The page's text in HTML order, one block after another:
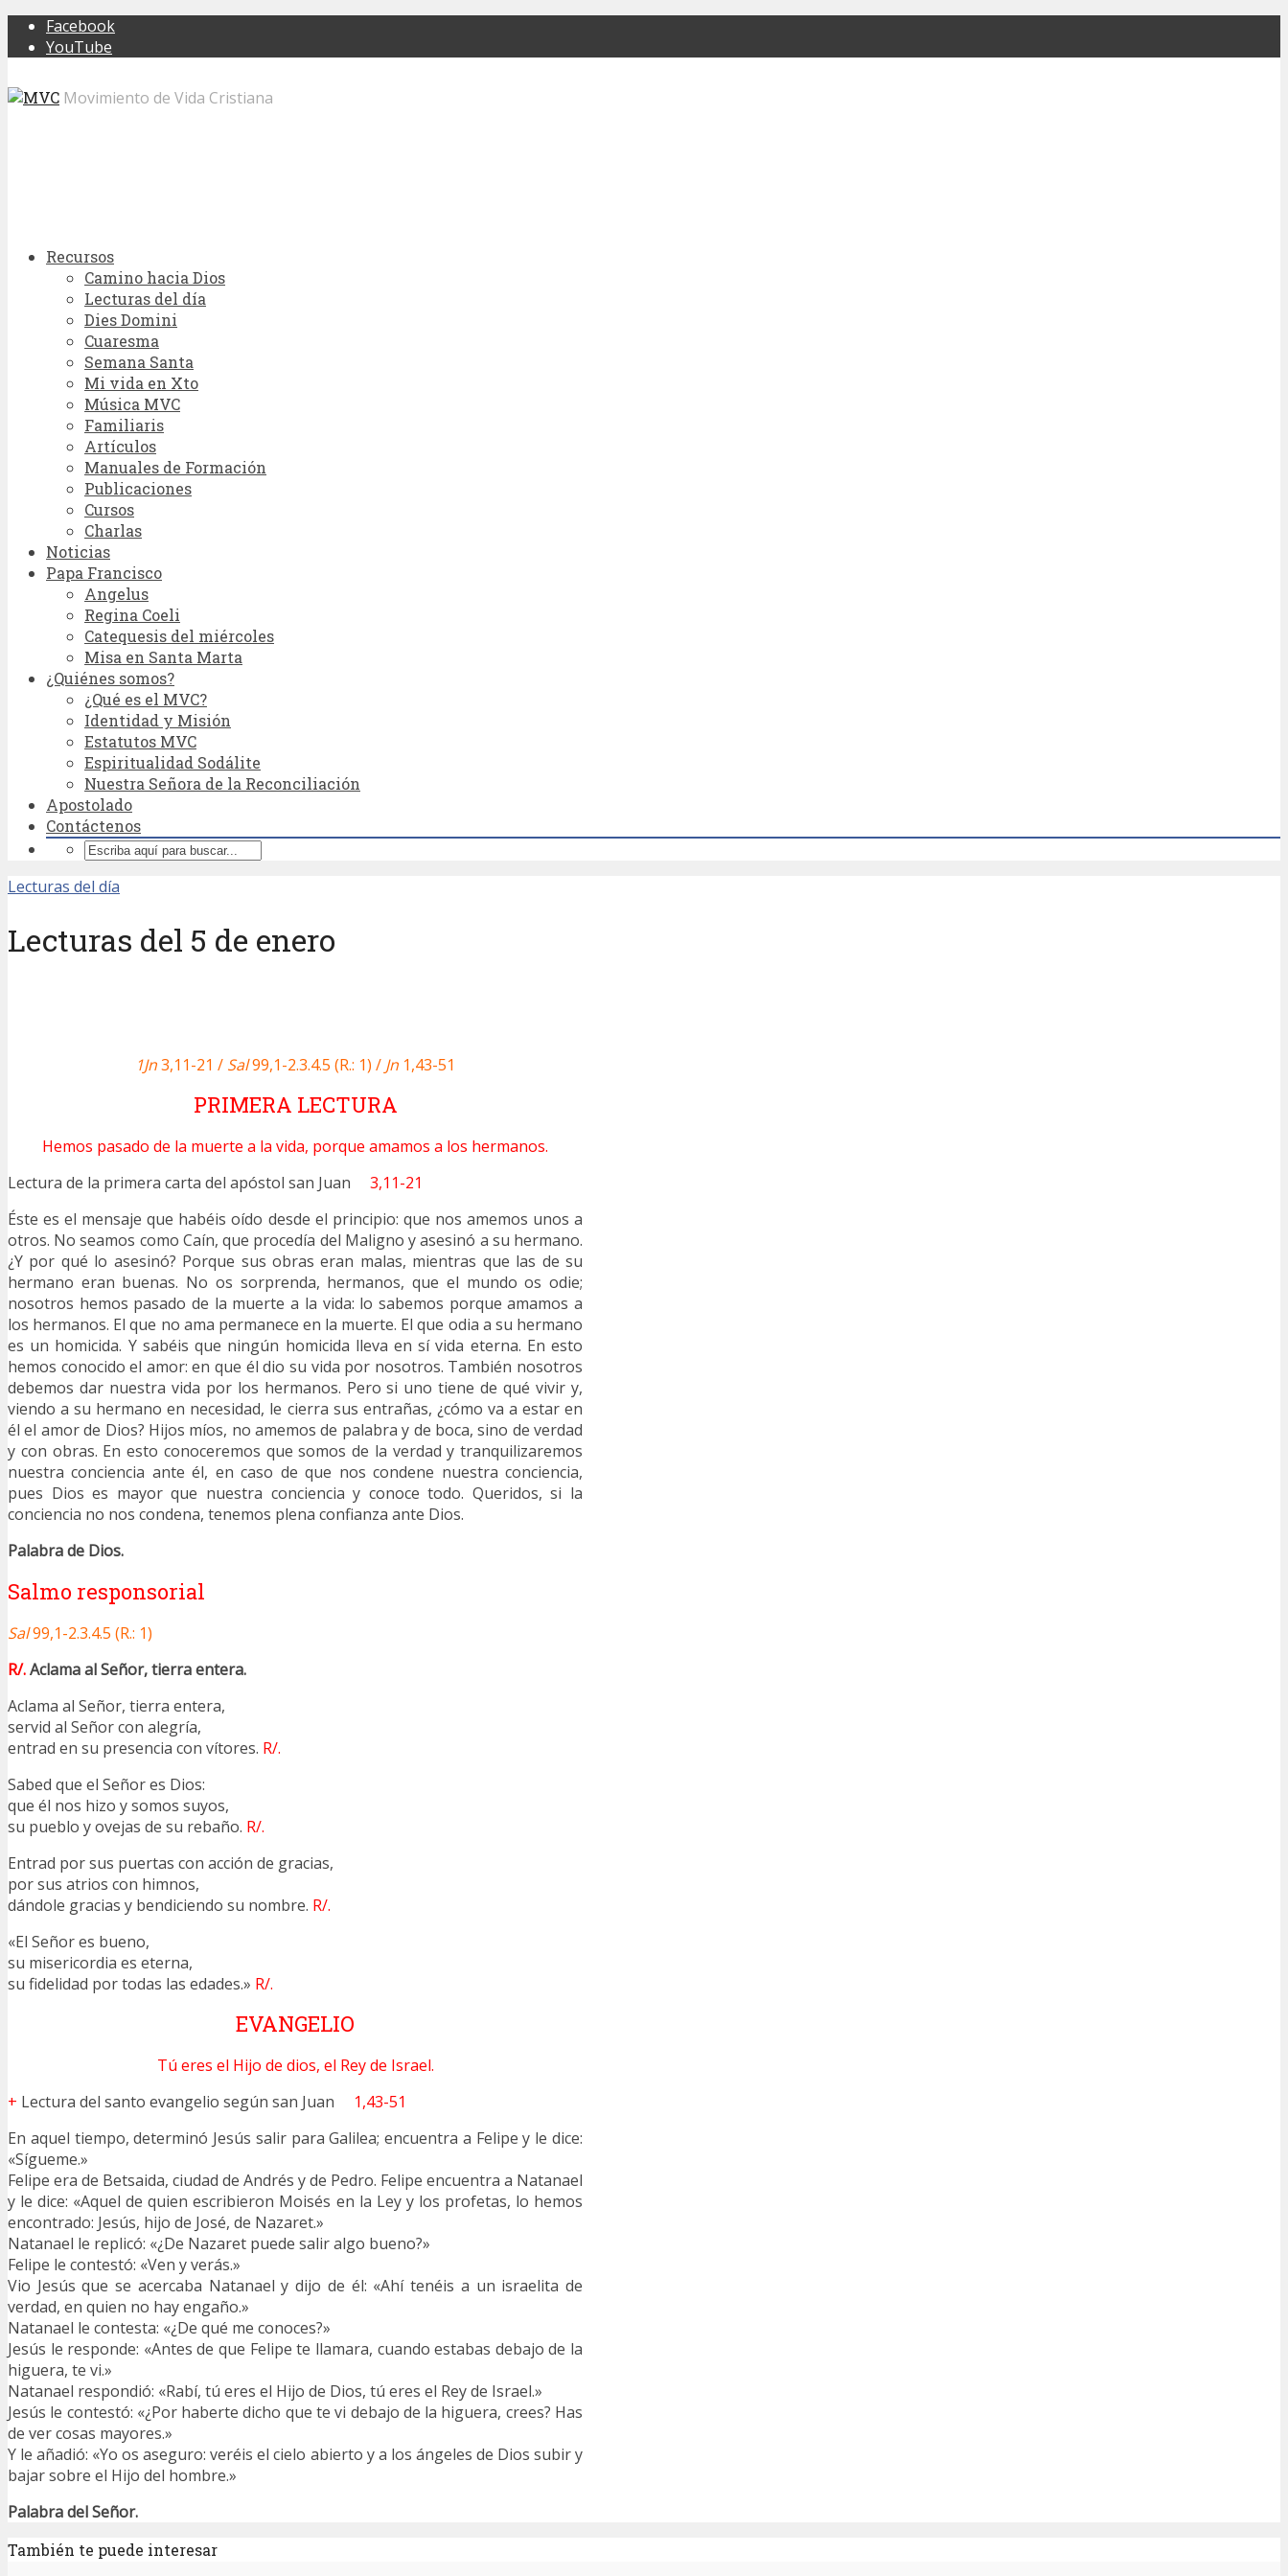
Facebook
YouTube
Movimiento de Vida Cristiana
Recursos
Camino hacia Dios
Lecturas del día
Dies Domini
Cuaresma
Semana Santa
Mi vida en Xto
Música MVC
Familiaris
Artículos
Manuales de Formación
Publicaciones
Cursos
Charlas
Noticias
Papa Francisco
Angelus
Regina Coeli
Catequesis del miércoles
Misa en Santa Marta
¿Quiénes somos?
¿Qué es el MVC?
Identidad y Misión
Estatutos MVC
Espiritualidad Sodálite
Nuestra Señora de la Reconciliación
Apostolado
Contáctenos
Lecturas del día
Lecturas del 5 de enero
1Jn3,11-21 / Sal99,1-2.3.4.5 (R.: 1) / Jn 1,43-51
PRIMERA LECTURA
Hemos pasado de la muerte a la vida, porque amamos a los hermanos.
Lectura de la primera carta del apóstol san Juan 3,11-21
Éste es el mensaje que habéis oído desde el principio: que nos amemos unos a
otros. No seamos como Caín, que procedía del Maligno y asesinó a su hermano.
¿Y por qué lo asesinó? Porque sus obras eran malas, mientras que las de su
hermano eran buenas. No os sorprenda, hermanos, que el mundo os odie;
nosotros hemos pasado de la muerte a la vida: lo sabemos porque amamos a
los hermanos. El que no ama permanece en la muerte. El que odia a su hermano
es un homicida. Y sabéis que ningún homicida lleva en sí vida eterna. En esto
hemos conocido el amor: en que él dio su vida por nosotros. También nosotros
debemos dar nuestra vida por los hermanos. Pero si uno tiene de qué vivir y,
viendo a su hermano en necesidad, le cierra sus entrañas, ¿cómo va a estar en
él el amor de Dios? Hijos míos, no amemos de palabra y de boca, sino de verdad
y con obras. En esto conoceremos que somos de la verdad y tranquilizaremos
nuestra conciencia ante él, en caso de que nos condene nuestra conciencia,
pues Dios es mayor que nuestra conciencia y conoce todo. Queridos, si la
conciencia no nos condena, tenemos plena confianza ante Dios.
Palabra de Dios.
Salmo responsorial
Sal99,1-2.3.4.5 (R.: 1)
R/.Aclama al Señor, tierra entera.
Aclama al Señor, tierra entera,
servid al Señor con alegría,
entrad en su presencia con vítores. R/.
Sabed que el Señor es Dios:
que él nos hizo y somos suyos,
su pueblo y ovejas de su rebaño. R/.
Entrad por sus puertas con acción de gracias,
por sus atrios con himnos,
dándole gracias y bendiciendo su nombre. R/.
«El Señor es bueno,
su misericordia es eterna,
su fidelidad por todas las edades.» R/.
EVANGELIO
Tú eres el Hijo de dios, el Rey de Israel.
+ Lectura del santo evangelio según san Juan 1,43-51
En aquel tiempo, determinó Jesús salir para Galilea; encuentra a Felipe y le dice:
«Sígueme.»
Felipe era de Betsaida, ciudad de Andrés y de Pedro. Felipe encuentra a Natanael
y le dice: «Aquel de quien escribieron Moisés en la Ley y los profetas, lo hemos
encontrado: Jesús, hijo de José, de Nazaret.»
Natanael le replicó: «¿De Nazaret puede salir algo bueno?»
Felipe le contestó: «Ven y verás.»
Vio Jesús que se acercaba Natanael y dijo de él: «Ahí tenéis a un israelita de
verdad, en quien no hay engaño.»
Natanael le contesta: «¿De qué me conoces?»
Jesús le responde: «Antes de que Felipe te llamara, cuando estabas debajo de la
higuera, te vi.»
Natanael respondió: «Rabí, tú eres el Hijo de Dios, tú eres el Rey de Israel.»
Jesús le contestó: «¿Por haberte dicho que te vi debajo de la higuera, crees? Has
de ver cosas mayores.»
Y le añadió: «Yo os aseguro: veréis el cielo abierto y a los ángeles de Dios subir y
bajar sobre el Hijo del hombre.»
Palabra del Señor.
También te puede interesar